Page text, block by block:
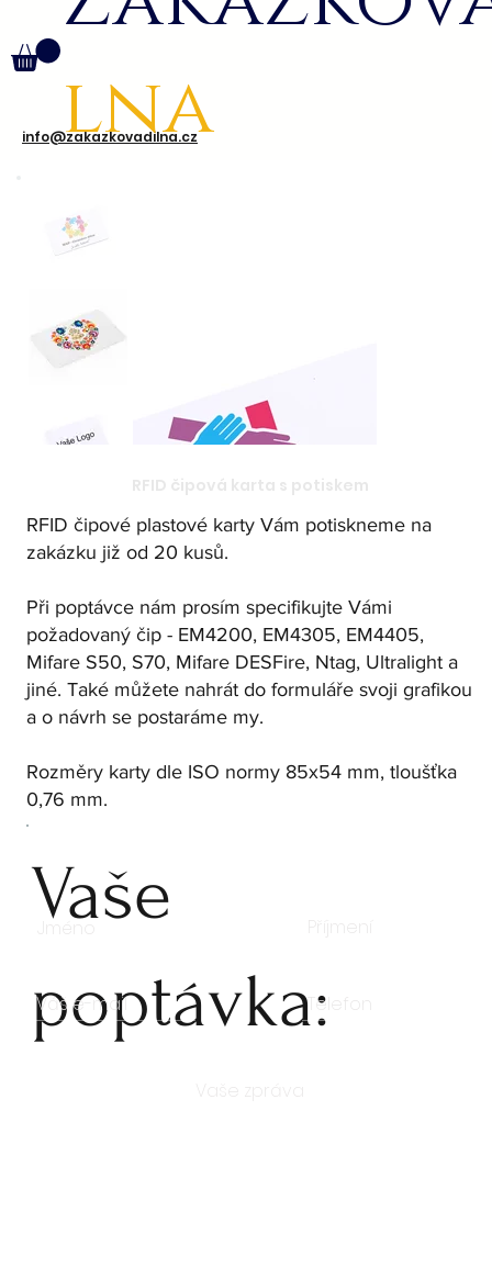
info@zakazkovadilna.cz
lna
RFID čipové plastové karty Vám potiskneme na
zakázku již od 20 kusů.
Při poptávce nám prosím specifikujte Vámi
požadovaný čip - EM4200, EM4305, EM4405,
Mifare S50, S70, Mifare DESFire, Ntag, Ultralight a
jiné. Také můžete nahrát do formuláře svoji grafikou
a o návrh se postaráme my.
Rozměry karty dle ISO normy 85x54 mm, tloušťka
0,76 mm.
Vaše
poptávka: